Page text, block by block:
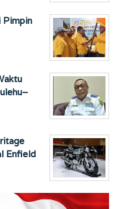
Pimpin
Enfield